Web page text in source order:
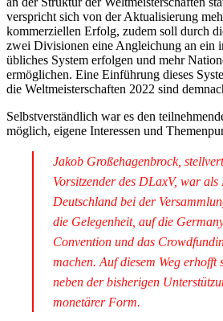
verspricht sich von der Aktualisierung
kommerziellen Erfolg, zudem soll durch
zwei Divisionen eine Angleichung an ein
übliches System erfolgen und mehr
ermöglichen. Eine Einführung dieses
die Weltmeisterschaften 2022 sind
Selbstverständlich war es den
möglich, eigene Interessen und
Jakob Großehagenbrock,
Vorsitzender des DLaxV, war
Deutschland bei der
die Gelegenheit, auf die
Convention und das
machen. Auf diesem Weg erhofft
neben der bisherigen
monetärer Form.